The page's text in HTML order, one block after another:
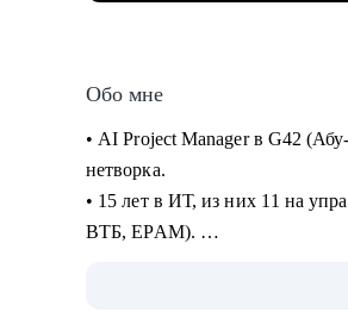
Обо мне
• AI Project Manager в G42
нетворка.
• 15 лет в ИТ, из них 11 на
ВТБ, EPAM).
• Карьерный консультант и